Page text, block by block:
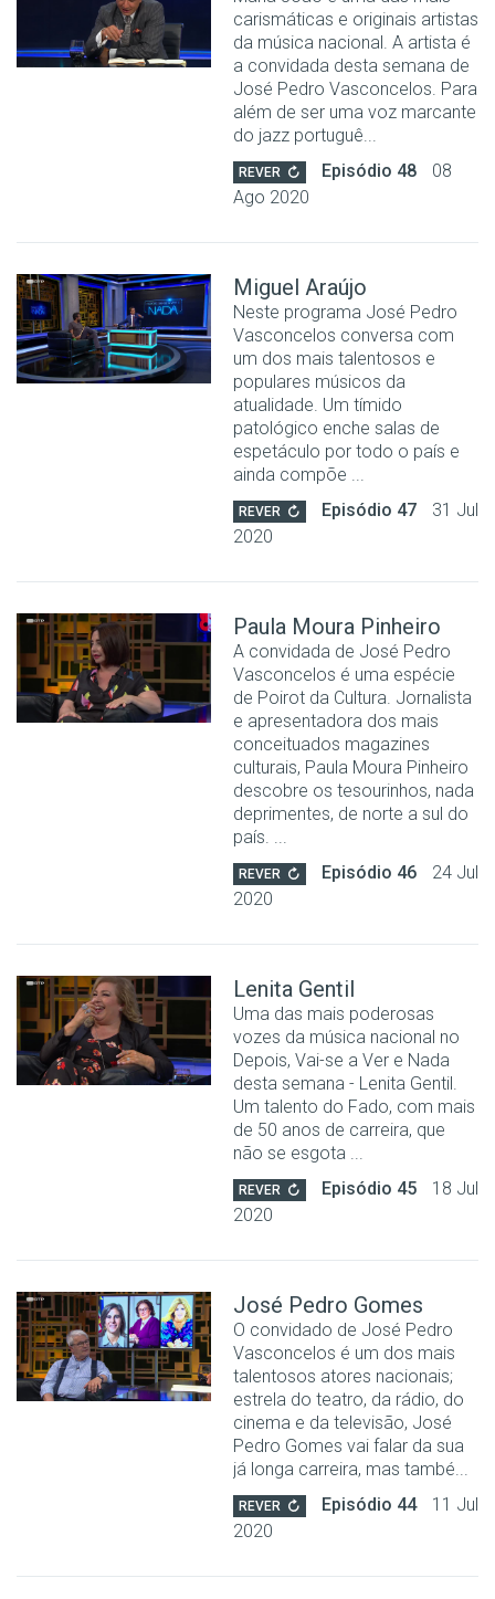
carismáticas e originais artistas
da música nacional. A artista é
a convidada desta semana de
José Pedro Vasconcelos. Para
além de ser uma voz marcante
do jazz portuguê...
REVER Episódio 48
08
Ago 2020
Miguel Araújo
Neste programa José Pedro
Vasconcelos conversa com
um dos mais talentosos e
populares músicos da
atualidade. Um tímido
patológico enche salas de
espetáculo por todo o país e
ainda compõe ...
REVER Episódio 47
31 Jul
2020
Paula Moura Pinheiro
A convidada de José Pedro
Vasconcelos é uma espécie
de Poirot da Cultura. Jornalista
e apresentadora dos mais
conceituados magazines
culturais, Paula Moura Pinheiro
descobre os tesourinhos, nada
deprimentes, de norte a sul do
país. ...
REVER Episódio 46
24 Jul
2020
Lenita Gentil
Uma das mais poderosas
vozes da música nacional no
Depois, Vai-se a Ver e Nada
desta semana - Lenita Gentil.
Um talento do Fado, com mais
de 50 anos de carreira, que
não se esgota ...
REVER Episódio 45
18 Jul
2020
José Pedro Gomes
O convidado de José Pedro
Vasconcelos é um dos mais
talentosos atores nacionais;
estrela do teatro, da rádio, do
cinema e da televisão, José
Pedro Gomes vai falar da sua
já longa carreira, mas també...
REVER Episódio 44
11 Jul
2020